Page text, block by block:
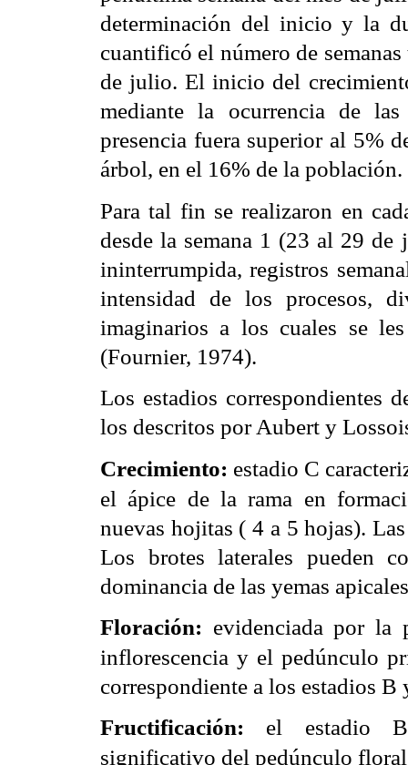
determinación del inicio y la
cuantificó el número de
de julio. El inicio del
mediante la ocurrencia de
presencia fuera superior al 5%
árbol, en el 16% de la población.
Para tal fin se realizaron en
desde la semana 1 (23 al 29
ininterrumpida, registros
intensidad de los procesos,
imaginarios a los cuales se
(Fournier, 1974).
Los estadios correspondientes
los descritos por Aubert y
Crecimiento: estadio C
el ápice de la rama en
nuevas hojitas ( 4 a 5 hojas).
Los brotes laterales pueden
dominancia de las yemas
Floración: evidenciada por la
inflorescencia y el pedúnculo
correspondiente a los estadios
Fructificación: el estadio B
significativo del pedúnculo